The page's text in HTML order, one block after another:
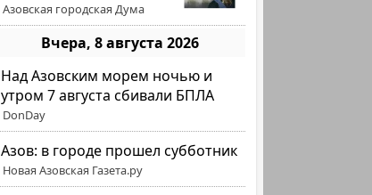
Азовская городская Дума
Вчера, 8 августа 2026
Над Азовским морем ночью и
утром 7 августа сбивали БПЛА
DonDay
Азов: в городе прошел субботник
Новая Азовская Газета.ру